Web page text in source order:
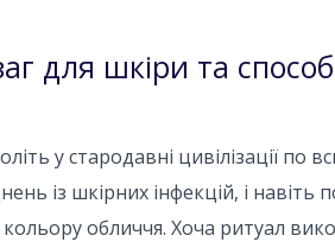
для шкіри та
у стародавні цивілізації по
із шкірних інфекцій, і навіть
обличчя. Хоча ритуал